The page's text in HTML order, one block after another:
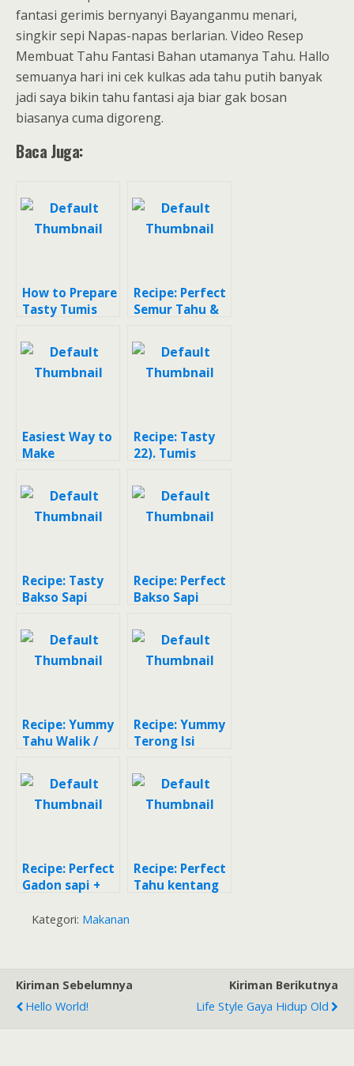
fantasi gerimis bernyanyi Bayanganmu menari,
singkir sepi Napas-napas berlarian. Video Resep
Membuat Tahu Fantasi Bahan utamanya Tahu. Hallo
semuanya hari ini cek kulkas ada tahu putih banyak
jadi saya bikin tahu fantasi aja biar gak bosan
biasanya cuma digoreng.
Baca Juga:
How to Prepare
Tasty Tumis
Tahu Lombok
Ijo
Recipe: Perfect
Semur Tahu &
Easiest Way to
Make
Bacem (tempe,
tahu, telur
puyuh)?
Recipe: Tasty
22). Tumis
Puyuh (Saus
Tiram+Kecap
Ikan+Empon-
Recipe: Tasty
Bakso Sapi
Recipe: Perfect
Bakso Sapi
Recipe: Yummy
Tahu Walik /
Terbalik
Recipe: Yummy
Terong Isi
Recipe: Perfect
Gadon sapi +
Recipe: Perfect
Tahu kentang
Kategori: Makanan
Kiriman Sebelumnya
Hello World!
Kiriman Berikutnya
Life Style Gaya Hidup Old